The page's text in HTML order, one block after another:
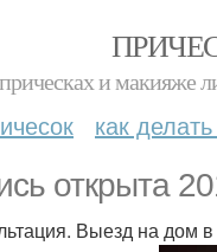
и макияже
как
открыта
Выезд на дом